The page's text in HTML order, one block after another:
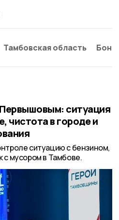
Тамбовская область
ситуация
чистота в городе и
ситуацию с бензином,
с мусором в Тамбове.